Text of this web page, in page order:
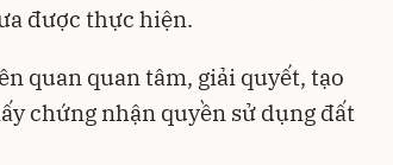
được thực hiện.
quan quan tâm, giải quyết, tạo
chứng nhận quyền sử dụng đất